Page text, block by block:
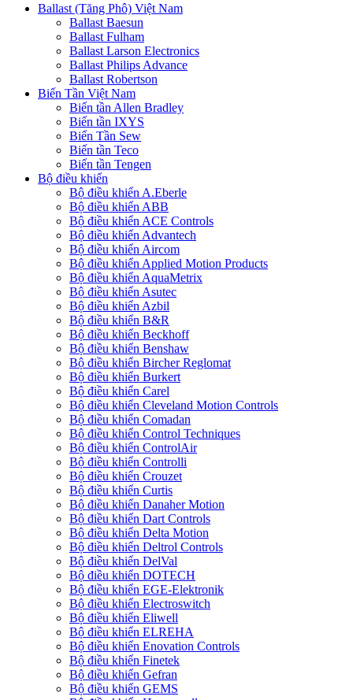
Ballast (Tăng Phô) Việt Nam
Ballast Baesun
Ballast Fulham
Ballast Larson Electronics
Ballast Philips Advance
Ballast Robertson
Biến Tần Việt Nam
Biến tần Allen Bradley
Biến tần IXYS
Biến Tần Sew
Biến tần Teco
Biến tần Tengen
Bộ điều khiển
Bộ điều khiển A.Eberle
Bộ điều khiển ABB
Bộ điều khiển ACE Controls
Bộ điều khiển Advantech
Bộ điều khiển Aircom
Bộ điều khiển Applied Motion Products
Bộ điều khiển AquaMetrix
Bộ điều khiển Asutec
Bộ điều khiển Azbil
Bộ điều khiển B&R
Bộ điều khiển Beckhoff
Bộ điều khiển Benshaw
Bộ điều khiển Bircher Reglomat
Bộ điều khiển Burkert
Bộ điều khiển Carel
Bộ điều khiển Cleveland Motion Controls
Bộ điều khiển Comadan
Bộ điều khiển Control Techniques
Bộ điều khiển ControlAir
Bộ điều khiển Controlli
Bộ điều khiển Crouzet
Bộ điều khiển Curtis
Bộ điều khiển Danaher Motion
Bộ điều khiển Dart Controls
Bộ điều khiển Delta Motion
Bộ điều khiển Deltrol Controls
Bộ điều khiển DelVal
Bộ điều khiển DOTECH
Bộ điều khiển EGE-Elektronik
Bộ điều khiển Electroswitch
Bộ điều khiển Eliwell
Bộ điều khiển ELREHA
Bộ điều khiển Enovation Controls
Bộ điều khiển Finetek
Bộ điều khiển Gefran
Bộ điều khiển GEMS